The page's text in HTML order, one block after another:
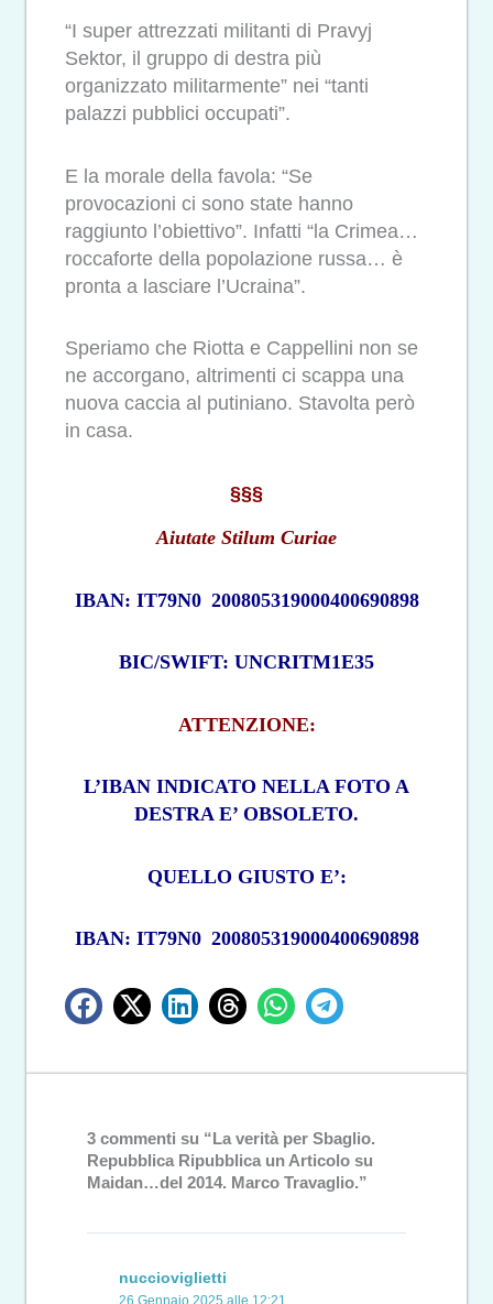
“I super attrezzati militanti di Pravyj
Sektor, il gruppo di destra più
organizzato militarmente” nei “tanti
palazzi pubblici occupati”.
E la morale della favola: “Se
provocazioni ci sono state hanno
raggiunto l’obiettivo”. Infatti “la Crimea…
roccaforte della popolazione russa… è
pronta a lasciare l’Ucraina”.
Speriamo che Riotta e Cappellini non se
ne accorgano, altrimenti ci scappa una
nuova caccia al putiniano. Stavolta però
in casa.
§§§
Aiutate Stilum Curiae
IBAN: IT79N0 200805319000400690898
BIC/SWIFT: UNCRITM1E35
ATTENZIONE:
L’IBAN INDICATO NELLA FOTO A
DESTRA E’ OBSOLETO.
QUELLO GIUSTO E’:
IBAN: IT79N0 200805319000400690898
3 commenti su “La verità per Sbaglio.
Repubblica Ripubblica un Articolo su
Maidan…del 2014. Marco Travaglio.”
nuccioviglietti
26 Gennaio 2025 alle 12:21